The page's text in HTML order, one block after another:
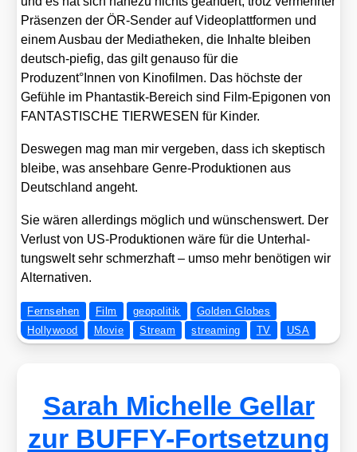
Prä­sen­zen der ÖR-Sen­der auf Video­platt­for­men und
einem Aus­bau der Media­the­ken, die Inhal­te blei­ben
deutsch-pie­fig, das gilt genau­so für die
Produzent°Innen von Kino­fil­men. Das höchs­te der
Gefüh­le im Phan­tas­tik-Bereich sind Film-Epi­go­nen von
FANTASTISCHE TIERWESEN für Kin­der.
Des­we­gen mag man mir ver­ge­ben, dass ich skep­tisch
blei­be, was anseh­ba­re Gen­re-Pro­duk­tio­nen aus
Deutsch­land angeht.
Sie wären aller­dings mög­lich und wün­schens­wert. Der
Ver­lust von US-Pro­duk­tio­nen wäre für die Unter­hal­
tungs­welt sehr schmerz­haft – umso mehr benö­ti­gen wir
Alter­na­ti­ven.
Fernsehen Film geopolitik
Golden Globes
Hollywood
Movie Stream streaming TV USA
Sarah Michelle Gellar
zur BUFFY-Fortsetzung